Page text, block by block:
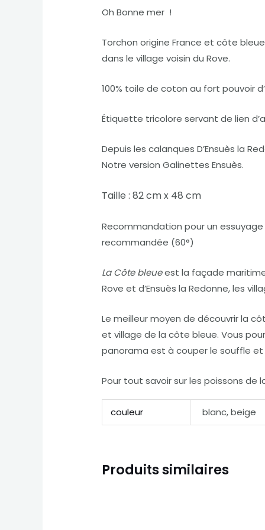
Oh Bonne mer !
Torchon origine France et côte
dans le village voisin du Rove.
100% toile de coton au fort pouvoir
Étiquette tricolore servant de lien
Depuis les calanques D’Ensuès la
Notre version Galinettes Ensuès.
Taille : 82 cm x 48 cm
Recommandation pour un
recommandée (60°)
La Côte bleueest la façade maritime
Rove et d’Ensuès la Redonne, les
Le meilleur moyen de découvrir la
et village de la côte bleue. Vous
panorama est à couper le souffle
Pour tout savoir sur les poissons
couleur blanc, beige
Produits similaires